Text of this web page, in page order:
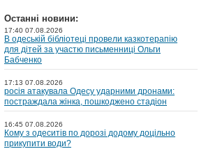
Останні новини:
17:40 07.08.2026
В одеській бібліотеці провели казкотерапію
для дітей за участю письменниці Ольги
Бабченко
17:13 07.08.2026
росія атакувала Одесу ударними дронами:
постраждала жінка, пошкоджено стадіон
16:45 07.08.2026
Кому з одеситів по дорозі додому доцільно
прикупити води?